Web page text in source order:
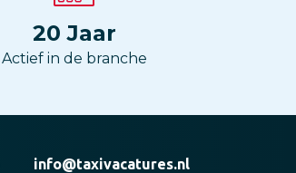
20 Jaar
Actief in de branche
info@taxivacatures.nl